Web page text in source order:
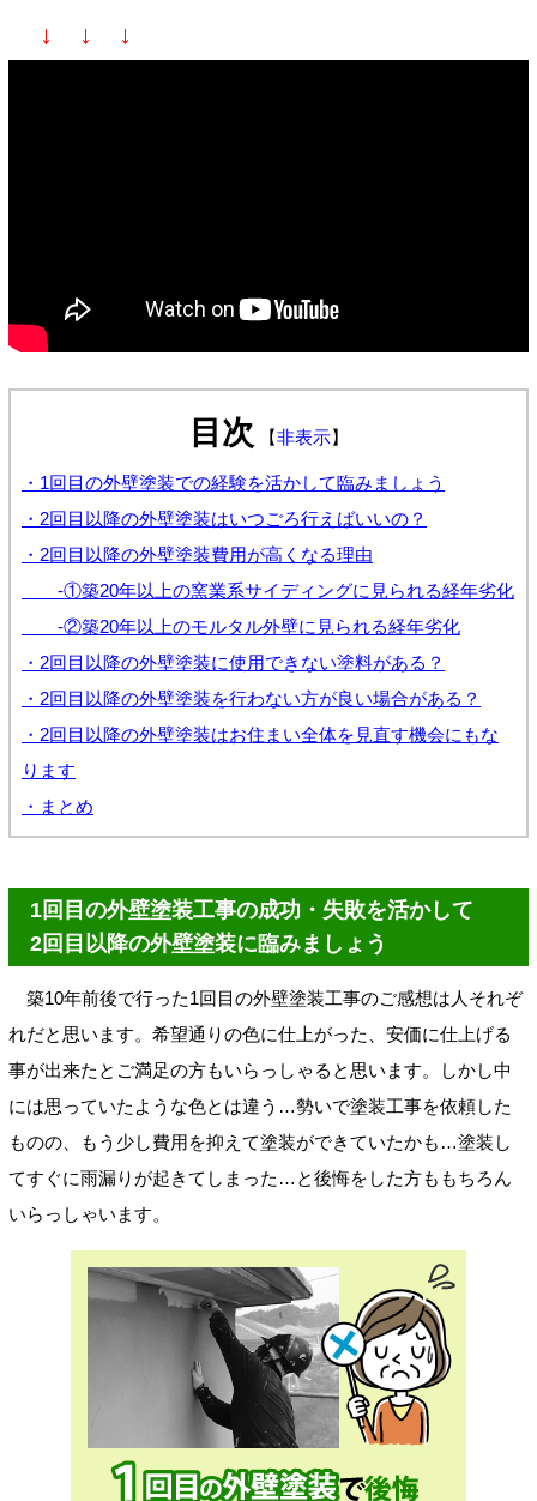
↓ ↓ ↓
目次 【非表示】
・1回目の外壁塗装での経験を活かして臨みましょう
・2回目以降の外壁塗装はいつごろ行えばいいの？
・2回目以降の外壁塗装費用が高くなる理由
-①築20年以上の窯業系サイディングに見られる経年劣化
-②築20年以上のモルタル外壁に見られる経年劣化
・2回目以降の外壁塗装に使用できない塗料がある？
・2回目以降の外壁塗装を行わない方が良い場合がある？
・2回目以降の外壁塗装はお住まい全体を見直す機会にもな
ります
・まとめ
1回目の外壁塗装工事の成功・失敗を活かして
2回目以降の外壁塗装に臨みましょう
築10年前後で行った1回目の外壁塗装工事のご感想は人それぞ
れだと思います。希望通りの色に仕上がった、安価に仕上げる
事が出来たとご満足の方もいらっしゃると思います。しかし中
には思っていたような色とは違う…勢いで塗装工事を依頼した
ものの、もう少し費用を抑えて塗装ができていたかも…塗装し
てすぐに雨漏りが起きてしまった…と後悔をした方ももちろん
いらっしゃいます。